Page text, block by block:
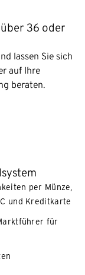
36 oder
lassen Sie sich
auf Ihre
beraten.
per Münze,
und Kreditkarte
für